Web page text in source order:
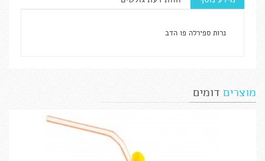
נרות ספירלה פו הדב
מוצרים דומים